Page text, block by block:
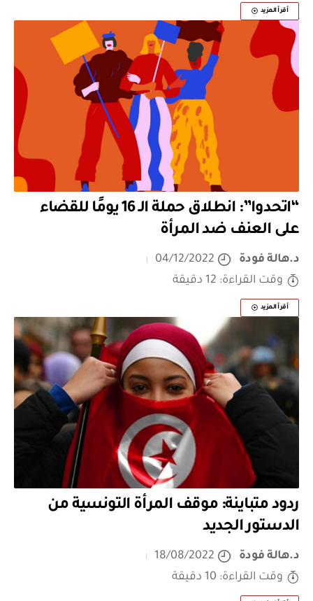
أقرأ المزيد
“اتحدوا”: انطلاق حملة الـ 16 يومًا للقضاء
على العنف ضد المرأة
د.هالة فودة
04/12/2022
وقت القراءة: 12 دقيقة
أقرأ المزيد
ردود متباينة: موقف المرأة التونسية من
الدستور الجديد
د.هالة فودة
18/08/2022
وقت القراءة: 10 دقيقة